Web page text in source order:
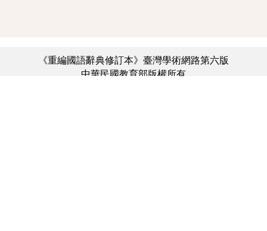
《重編國語辭典修訂本》臺灣學術網路第六版
中華民國教育部版權所有